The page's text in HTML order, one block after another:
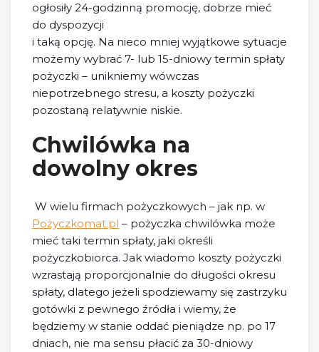
ogłosiły 24-godzinną promocję, dobrze mieć
do dyspozycji
i taką opcję. Na nieco mniej wyjątkowe sytuacje
możemy wybrać 7- lub 15-dniowy termin spłaty
pożyczki – unikniemy wówczas
niepotrzebnego stresu, a koszty pożyczki
pozostaną relatywnie niskie.
Chwilówka na
dowolny okres
W wielu firmach pożyczkowych – jak np. w
Pożyczkomat.pl – pożyczka chwilówka może
mieć taki termin spłaty, jaki określi
pożyczkobiorca. Jak wiadomo koszty pożyczki
wzrastają proporcjonalnie do długości okresu
spłaty, dlatego jeżeli spodziewamy się zastrzyku
gotówki z pewnego źródła i wiemy, że
będziemy w stanie oddać pieniądze np. po 17
dniach, nie ma sensu płacić za 30-dniowy